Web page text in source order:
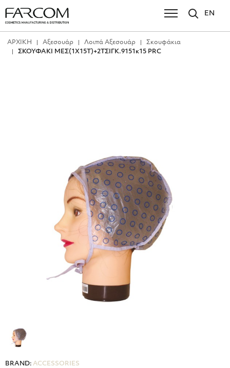
EN
ΑΡΧΙΚΗ Αξεσουάρ Λοιπά Αξεσουάρ
Σκουφάκια
ΣΚΟΥΦΑΚΙ ΜΕΣ(1X15Τ)+2ΤΣΙΓΚ.9151κ15 PRC
BRAND: ACCESSORIES